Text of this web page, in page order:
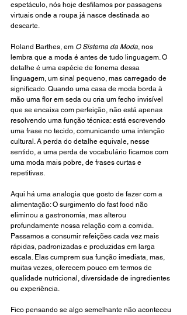
espetáculo, nós hoje desfilamos por passagens
virtuais onde a roupa já nasce destinada ao
descarte.
Roland Barthes, em O Sistema da Moda, nos
lembra que a moda é antes de tudo linguagem. O
detalhe é uma espécie de fonema dessa
linguagem, um sinal pequeno, mas carregado de
significado. Quando uma casa de moda borda à
mão uma flor em seda ou cria um fecho invisível
que se encaixa com perfeição, não está apenas
resolvendo uma função técnica: está escrevendo
uma frase no tecido, comunicando uma intenção
cultural. A perda do detalhe equivale, nesse
sentido, a uma perda de vocabulário ficamos com
uma moda mais pobre, de frases curtas e
repetitivas.
Aqui há uma analogia que gosto de fazer com a
alimentação: O surgimento do fast food não
eliminou a gastronomia, mas alterou
profundamente nossa relação com a comida.
Passamos a consumir refeições cada vez mais
rápidas, padronizadas e produzidas em larga
escala. Elas cumprem sua função imediata, mas,
muitas vezes, oferecem pouco em termos de
qualidade nutricional, diversidade de ingredientes
ou experiência.
Fico pensando se algo semelhante não aconteceu